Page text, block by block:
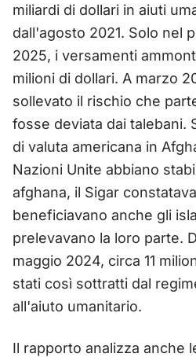
miliardi di dollari in aiuti
dall'agosto 2021. Solo nel
2025, i versamenti
milioni di dollari. A marzo
sollevato il rischio che
fosse deviata dai talebani.
di valuta americana in
Nazioni Unite abbiano
afghana, il Sigar
beneficiavano anche gli
prelevavano la loro parte.
maggio 2024, circa 11
stati così sottratti dal
all'aiuto umanitario.
Il rapporto analizza anche